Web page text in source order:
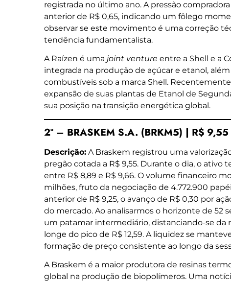
registrada no último ano. A pressão
anterior de R$ 0,65, indicando um fôlego
observar se este movimento é uma correção
tendência fundamentalista.
A Raízen é uma joint venture entre a Shell e a
integrada na produção de açúcar e etanol,
combustíveis sob a marca Shell.
expansão de suas plantas de Etanol de
sua posição na transição energética global.
2º – BRASKEM S.A. (BRKM5) | R$
Descrição: A Braskem registrou uma
pregão cotada a R$ 9,55. Durante o dia, o ativo
entre R$ 8,89 e R$ 9,66. O volume financeiro
milhões, fruto da negociação de 4.772.900
anterior de R$ 9,25, o avanço de R$ 0,30 por
do mercado. Ao analisarmos o horizonte de 52
um patamar intermediário, distanciando-se da
longe do pico de R$ 12,59. A liquidez se
formação de preço consistente ao longo da
A Braskem é a maior produtora de resinas
global na produção de biopolímeros. Uma